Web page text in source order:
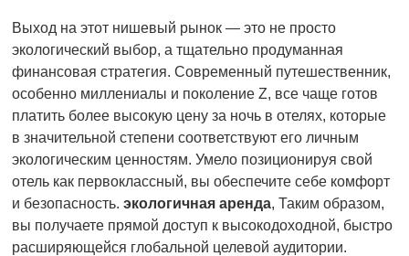
Выход на этот нишевый рынок — это не просто
экологический выбор, а тщательно продуманная
финансовая стратегия. Современный путешественник,
особенно миллениалы и поколение Z, все чаще готов
платить более высокую цену за ночь в отелях, которые
в значительной степени соответствуют его личным
экологическим ценностям. Умело позиционируя свой
отель как первоклассный, вы обеспечите себе комфорт
и безопасность.экологичная аренда, Таким образом,
вы получаете прямой доступ к высокодоходной, быстро
расширяющейся глобальной целевой аудитории.